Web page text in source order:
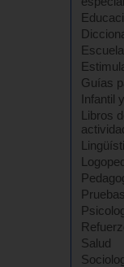
Escuela
Guías
Infantil
Libros
Salud